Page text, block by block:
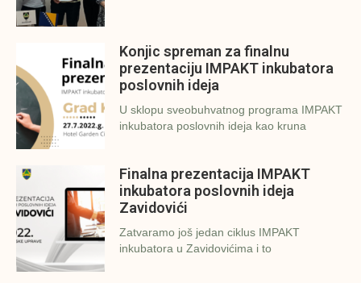
Konjic spreman za finalnu
prezentaciju IMPAKT inkubatora
poslovnih ideja
U sklopu sveobuhvatnog programa IMPAKT
inkubatora poslovnih ideja kao kruna
Finalna prezentacija IMPAKT
inkubatora poslovnih ideja
Zavidovići
Zatvaramo još jedan ciklus IMPAKT
inkubatora u Zavidovićima i to